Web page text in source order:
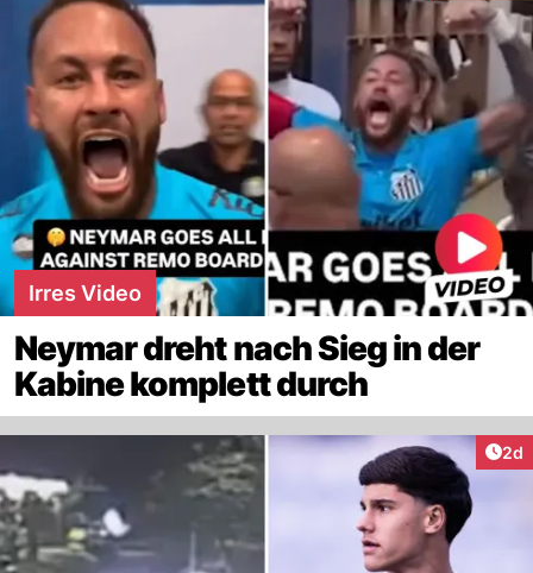
Irres Video
Neymar dreht nach Sieg in der
Kabine komplett durch
2d